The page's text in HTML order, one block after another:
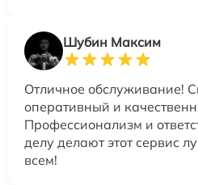
Шубин Максим
Отличное обслуживание!
оперативный и
Профессионализм и
делу делают этот сервис
всем!